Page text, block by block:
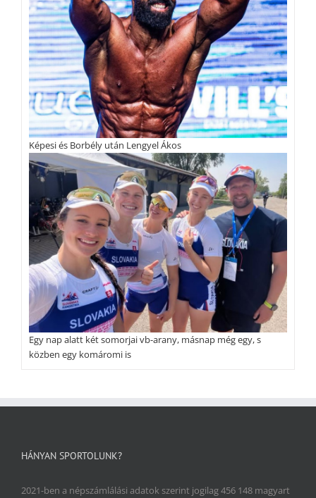
Képesi és Borbély után Lengyel Ákos
Egy nap alatt két somorjai vb-arany, másnap még egy, s
közben egy komáromi is
HÁNYAN SPORTOLUNK?
2021-ben a népszámlálási adatok szerint jogilag 456 148 magyart